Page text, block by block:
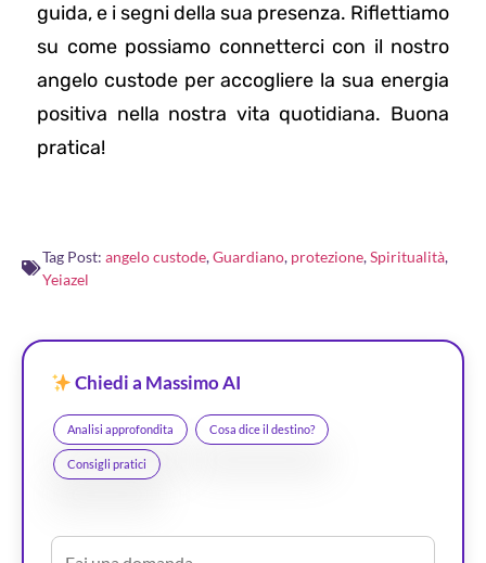
guida, e i segni della sua presenza. Riflettiamo
su come possiamo connetterci con il nostro
angelo custode per accogliere la sua energia
positiva nella nostra vita quotidiana. Buona
pratica!
Tag Post: angelo custode,Guardiano, protezione,Spiritualità,
Yeiazel
Chiedi a Massimo AI
Analisi approfondita Cosa dice il destino?
Consigli pratici